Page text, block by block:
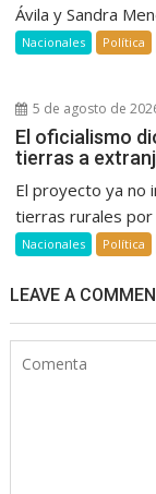
Ávila y Sandra
Nacionales Política
5 de agosto de
El oficialismo
tierras a
El proyecto ya no
tierras rurales por
Nacionales Política
LEAVE A